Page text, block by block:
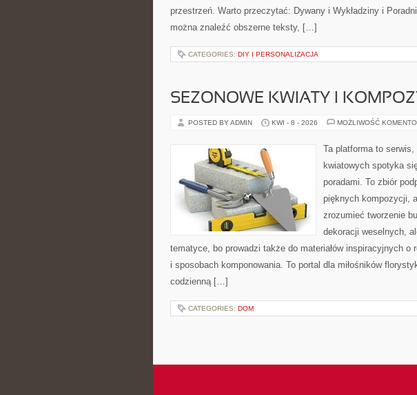
przestrzeń. Warto przeczytać: Dywany i Wykładziny i
można znaleźć obszerne teksty, […]
CATEGORIES: DIY I PERSONALIZACJA
SEZONOWE KWIATY I
POSTED BY ADMIN KWI - 8 - 2026 MOŻLIWOŚĆ
Ta platforma to
kwiatowych spotyka
poradami. To zbiór
pięknych kompozycji,
zrozumieć tworzenie
dekoracji weselnych,
tematyce, bo prowadzi także do materiałów inspiracyjnych o
i sposobach komponowania. To portal dla miłośników
codzienną […]
CATEGORIES: DOM